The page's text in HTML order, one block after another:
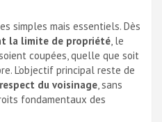
simples mais essentiels. Dès
la limite de propriété, le
coupées, quelle que soit
L’objectif principal reste de
respect du voisinage, sans
fondamentaux des